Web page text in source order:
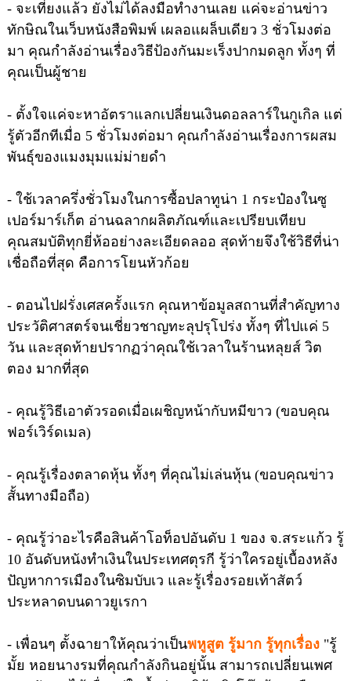
- จะเที่ยงแล้ว ยังไม่ได้ลงมือทำงานเลย แค่จะอ่านข่าว
ทักษิณในเว็บหนังสือพิมพ์ เผลอแผล็บเดียว 3 ชั่วโมงต่อ
มา คุณกำลังอ่านเรื่องวิธีป้องกันมะเร็งปากมดลูก ทั้งๆ ที่
คุณเป็นผู้ชาย
- ตั้งใจแค่จะหาอัตราแลกเปลี่ยนเงินดอลลาร์ในกูเกิล แต่
รู้ตัวอีกทีเมื่อ 5 ชั่วโมงต่อมา คุณกำลังอ่านเรื่องการผสม
พันธุ์ของแมงมุมแม่ม่ายดำ
- ใช้เวลาครึ่งชั่วโมงในการซื้อปลาทูน่า 1 กระป๋องในซู
เปอร์มาร์เก็ต อ่านฉลากผลิตภัณฑ์และเปรียบเทียบ
คุณสมบัติทุกยี่ห้ออย่างละเอียดลออ สุดท้ายจึงใช้วิธีที่น่า
เชื่อถือที่สุด คือการโยนหัวก้อย
- ตอนไปฝรั่งเศสครั้งแรก คุณหาข้อมูลสถานที่สำคัญทาง
ประวัติศาสตร์จนเชี่ยวชาญทะลุปรุโปร่ง ทั้งๆ ที่ไปแค่ 5
วัน และสุดท้ายปรากฏว่าคุณใช้เวลาในร้านหลุยส์ วิต
ตอง มากที่สุด
- คุณรู้วิธีเอาตัวรอดเมื่อเผชิญหน้ากับหมีขาว (ขอบคุณ
ฟอร์เวิร์ดเมล)
- คุณรู้เรื่องตลาดหุ้น ทั้งๆ ที่คุณไม่เล่นหุ้น (ขอบคุณข่าว
สั้นทางมือถือ)
- คุณรู้ว่าอะไรคือสินค้าโอท็อปอันดับ 1 ของ จ.สระแก้ว รู้
10 อันดับหนังทำเงินในประเทศตุรกี รู้ว่าใครอยู่เบื้องหลัง
ปัญหาการเมืองในซิมบับเว และรู้เรื่องรอยเท้าสัตว์
ประหลาดบนดาวยูเรกา
- เพื่อนๆ ตั้งฉายาให้คุณว่าเป็นพหูสูต รู้มาก รู้ทุกเรื่อง"รู้
มั้ย หอยนางรมที่คุณกำลังกินอยู่นั้น สามารถเปลี่ยนเพศ